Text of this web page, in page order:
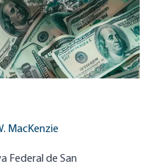
MacKenzie
Federal de San